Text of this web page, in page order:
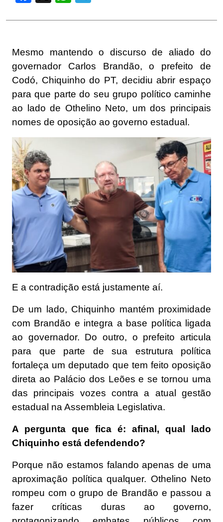
Mesmo mantendo o discurso de aliado do
governador Carlos Brandão, o prefeito de
Codó, Chiquinho do PT, decidiu abrir espaço
para que parte do seu grupo político caminhe
ao lado de Othelino Neto, um dos principais
nomes de oposição ao governo estadual.
E a contradição está justamente aí.
De um lado, Chiquinho mantém proximidade
com Brandão e integra a base política ligada
ao governador. Do outro, o prefeito articula
para que parte de sua estrutura política
fortaleça um deputado que tem feito oposição
direta ao Palácio dos Leões e se tornou uma
das principais vozes contra a atual gestão
estadual na Assembleia Legislativa.
A pergunta que fica é: afinal, qual lado
Chiquinho está defendendo?
Porque não estamos falando apenas de uma
aproximação política qualquer. Othelino Neto
rompeu com o grupo de Brandão e passou a
fazer críticas duras ao governo,